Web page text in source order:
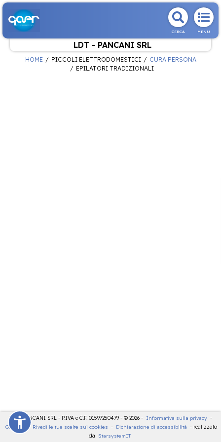
CERCA MENU
LDT - PANCANI SRL
HOME PICCOLI ELETTRODOMESTICI
CURA PERSONA
EPILATORI TRADIZIONALI
LDT - PANCANI SRL - P.IVA e C.F. 01597250479 - © 2026 - Informativa sulla privacy -
Cookies
- Rivedi le tue scelte sui cookies - Dichiarazione di accessibilità - realizzato
da
StarsystemIT